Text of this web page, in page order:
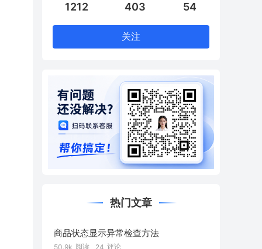
1212 403 54
关注
热门文章
商品状态显示异常检查方法
50.9k 阅读 24 评论